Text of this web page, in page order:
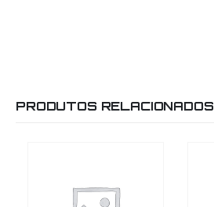
PRODUTOS RELACIONADOS